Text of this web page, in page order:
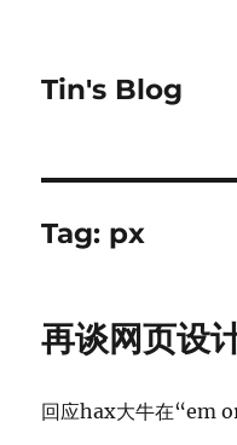
Tin's Blog
Tag: px
再谈网页设
回应hax大牛在“em